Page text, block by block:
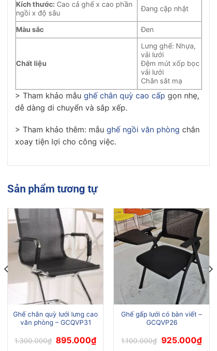
Kích thước: Cao cả ghế x cao phần
ngồi x độ sâu
Đang cập nhật
Màu sắc Đen
Chất liệu
Lưng ghế: Nhựa,
vải lưới
Đệm mút xốp bọc
vải lưới
Chân sắt mạ
> Tham khảo mẫu ghế chân quỳ cao cấp gọn nhẹ,
dễ dàng di chuyển và sắp xếp.
> Tham khảo thêm: mẫu ghế ngồi văn phòng chân
xoay tiện lợi cho công việc.
Sản phẩm tương tự
Ghế chân quỳ lưới lưng cao
văn phòng – GCQVP31
1.300.000₫ Giá
gốc
895.000₫Giá
Ghế gấp lưới có bàn viết –
GCQVP26
1.100.000₫ Giá
gốc
925.000₫Giá
hiện